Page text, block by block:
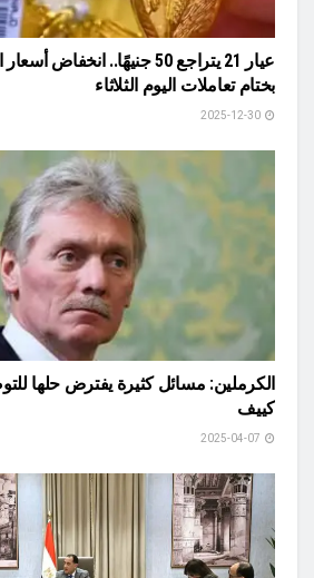
عيار 21 يتراجع 50 جنيهًا..
بختام تعاملات اليوم الثلاثاء
الكرملين: مسائل كثيرة يفترض حلها
كييف